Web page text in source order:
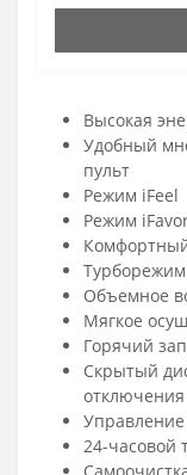
Высокая
Удобный
пульт
Режим iFeel
Режим
Турборежим
Объемное
Мягкое
Горячий
Скрытый
отключения
24-часовой